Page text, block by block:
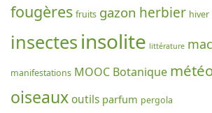
fougères fruits gazon herbier hiver
insectes insolite littérature
manifestations MOOC Botanique
oiseauxoutils parfum pergola